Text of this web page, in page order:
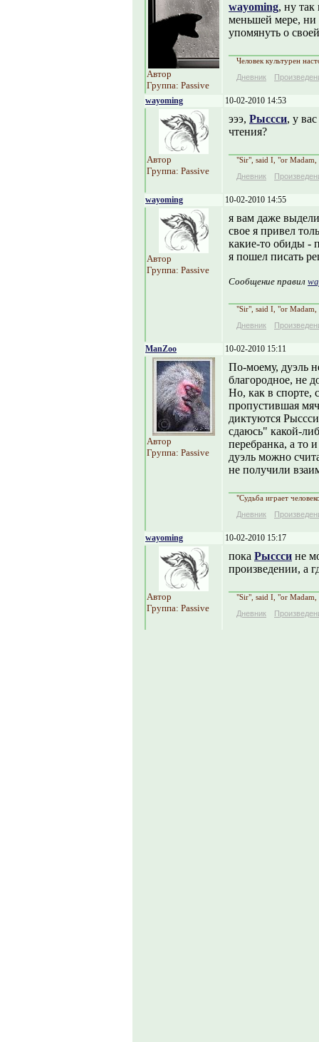
Автор
Группа: Passive
wayoming, ну так
меньшей мере, ни
упомянуть о
Человек культурен
Дневник
wayoming 10-02-2010 14:53
Автор
Группа: Passive
эээ, Рыссси, у
чтения?
"Sir", said I, "or
Дневник
wayoming 10-02-2010 14:55
Автор
Группа: Passive
я вам даже
свое я привел
какие-то обиды -
я пошел писать
Сообщение правил
"Sir", said I, "or
Дневник
ManZoo 10-02-2010 15:11
Автор
Группа: Passive
По-моему, дуэль
благородное, не
Но, как в спорте,
пропустившая
диктуются
сдаюсь" какой-
перебранка, а то
дуэль можно
не получили
"Судьба играет
Дневник
wayoming 10-02-2010 15:17
Автор
Группа: Passive
пока Рыссси не
произведении, а
"Sir", said I, "or
Дневник